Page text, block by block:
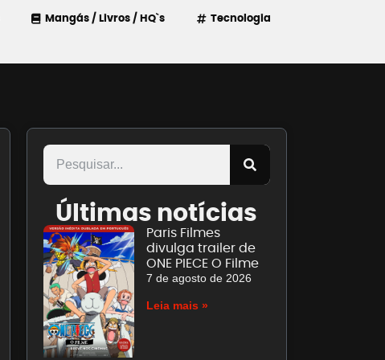
Mangás / Livros / HQ`s Tecnologia
Últimas notícias
Paris Filmes
divulga trailer de
ONE PIECE O Filme
7 de agosto de 2026
Leia mais »